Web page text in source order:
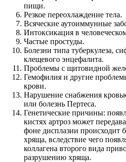
пищи.
Резкое переохлаждение тела.
Всяческие аутоиммунные
Интоксикация в
Частые простуды.
Болезни типа туберкулеза,
клещевого энцефалита.
Проблемы с щитовидной
Гемофилия и другие
крови.
Нарушение снабжения
или болезнь Пертеса.
Генетические причины:
кистях артроз может
фоне дисплазии происходит
хряща, вследствие чего
коллагена второго вида
разрушению хряща.